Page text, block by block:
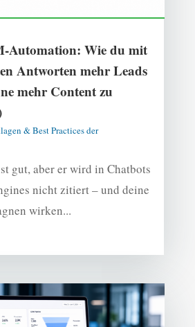
Automation: Wie du mit
Antworten mehr Leads
mehr Content zu
& Best Practices der
gut, aber er wird in Chatbots
nicht zitiert – und deine
wirken...